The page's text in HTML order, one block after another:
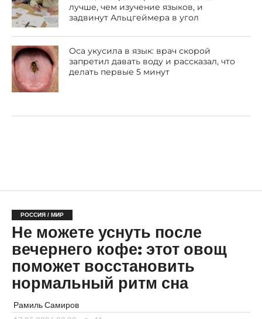
лучше, чем изучение языков, и
задвинут Альцгеймера в угол
Оса укусила в язык: врач скорой
запретил давать воду и рассказал, что
делать первые 5 минут
РОССИЯ / МИР
Не можете уснуть после
вечернего кофе: этот овощ
поможет восстановить
нормальный ритм сна
Рамиль Самиров